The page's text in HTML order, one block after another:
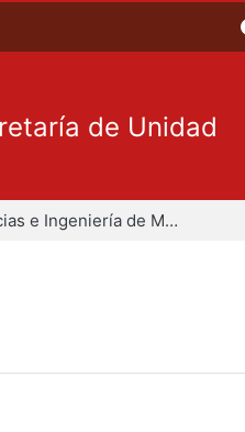
de Unidad
Ciencias e Ingeniería de Materiales